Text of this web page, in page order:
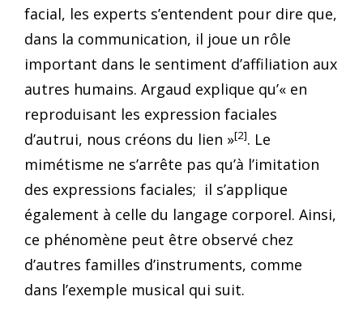
facial, les experts s’entendent pour dire que,
dans la communication, il joue un rôle
important dans le sentiment d’affiliation aux
autres humains. Argaud explique qu’« en
reproduisant les expression faciales
d’autrui, nous créons du lien »[2]. Le
mimétisme ne s’arrête pas qu’à l’imitation
des expressions faciales; il s’applique
également à celle du langage corporel. Ainsi,
ce phénomène peut être observé chez
d’autres familles d’instruments, comme
dans l’exemple musical qui suit.